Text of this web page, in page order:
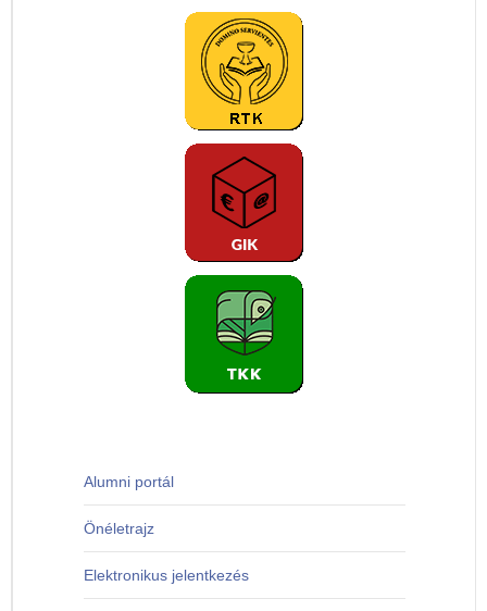
Alumni portál
Önéletrajz
Elektronikus jelentkezés